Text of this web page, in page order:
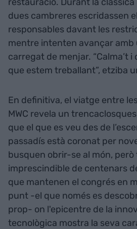
dues cambreres escridassen
responsables davant les
mentre intenten avançar amb
carregat de menjar. “Calma’t i
que estem treballant”, etziba
En definitiva, el viatge entre
MWC revela un
que el que es veu des de
passadís està coronat per
busquen obrir-se al món,
imprescindible de centenars
que mantenen el congrés en
punt -el que només es
prop- on l'epicentre de la
tecnològica mostra la seva